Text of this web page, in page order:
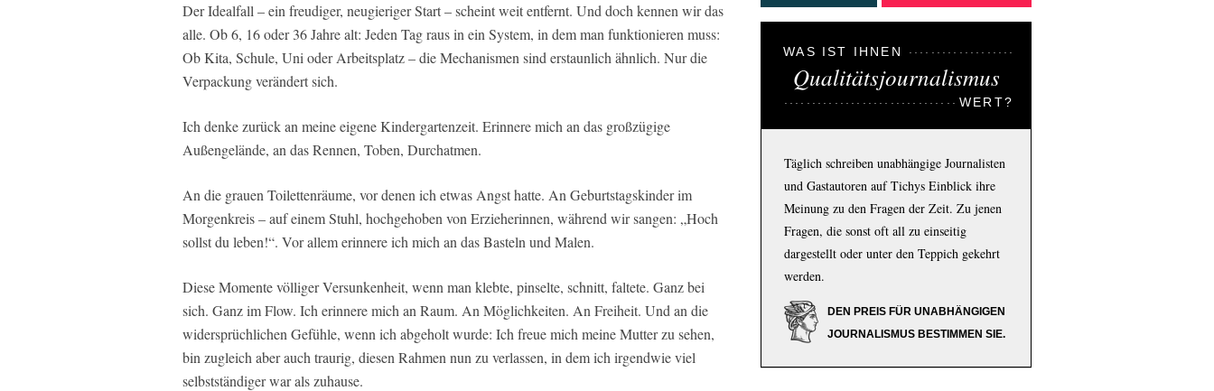
Der Idealfall – ein freudiger, neugieriger Start – scheint weit entfernt. Und doch kennen wir das
alle. Ob 6, 16 oder 36 Jahre alt: Jeden Tag raus in ein System, in dem man funktionieren muss:
Ob Kita, Schule, Uni oder Arbeitsplatz – die Mechanismen sind erstaunlich ähnlich. Nur die
Verpackung verändert sich.
Ich denke zurück an meine eigene Kindergartenzeit. Erinnere mich an das großzügige
Außengelände, an das Rennen, Toben, Durchatmen.
An die grauen Toilettenräume, vor denen ich etwas Angst hatte. An Geburtstagskinder im
Morgenkreis – auf einem Stuhl, hochgehoben von Erzieherinnen, während wir sangen: „Hoch
sollst du leben!“. Vor allem erinnere ich mich an das Basteln und Malen.
Diese Momente völliger Versunkenheit, wenn man klebte, pinselte, schnitt, faltete. Ganz bei
sich. Ganz im Flow. Ich erinnere mich an Raum. An Möglichkeiten. An Freiheit. Und an die
widersprüchlichen Gefühle, wenn ich abgeholt wurde: Ich freue mich meine Mutter zu sehen,
bin zugleich aber auch traurig, diesen Rahmen nun zu verlassen, in dem ich irgendwie viel
selbstständiger war als zuhause.
WAS IST IHNEN
Qualitätsjournalismus
WERT?
Täglich schreiben unabhängige Journalisten
und Gastautoren auf Tichys Einblick ihre
Meinung zu den Fragen der Zeit. Zu jenen
Fragen, die sonst oft all zu einseitig
dargestellt oder unter den Teppich gekehrt
werden.
DEN PREIS FÜR UNABHÄNGIGEN
JOURNALISMUS BESTIMMEN SIE.